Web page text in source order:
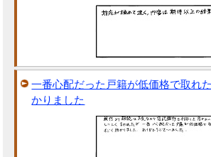
一番心配だった戸籍が低価格で取れ
かりました